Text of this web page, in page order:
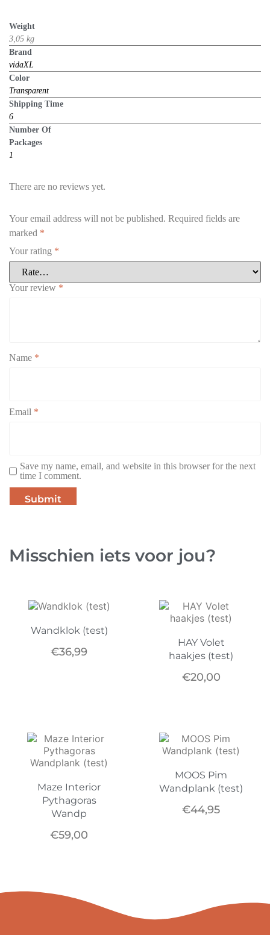
Weight
3,05 kg
Brand
vidaXL
Color
Transparent
Shipping Time
6
Number Of
Packages
1
There are no reviews yet.
Your email address will not be published. Required fields are
marked *
Your rating *
Your review *
Name *
Email *
Save my name, email, and website in this browser for the next
time I comment.
Misschien iets voor jou?
Wandklok (test)
€36,99
HAY Volet
haakjes (test)
€20,00
Maze Interior
Pythagoras
Wandp
€59,00
MOOS Pim
Wandplank (test)
€44,95